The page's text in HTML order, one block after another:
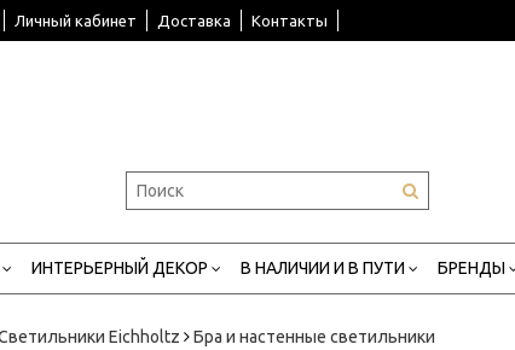
Личный кабинет Доставка Контакты
ИНТЕРЬЕРНЫЙ ДЕКОР В НАЛИЧИИ И В ПУТИ БРЕНДЫ
Eichholtz Бра и настенные светильники